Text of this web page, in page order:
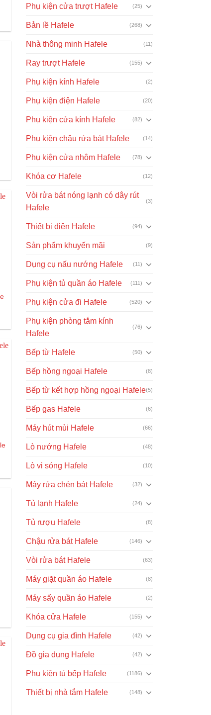
222.000₫.
Phụ kiện cửa trượt Hafele (25)
Bản lề Hafele (268)
Nhà thông minh Hafele (11)
Ray trượt Hafele (155)
Phụ kiện kính Hafele (2)
Phụ kiện điện Hafele (20)
Phụ kiện cửa kính Hafele (82)
Phụ kiện chậu rửa bát Hafele (14)
Phụ kiện cửa nhôm Hafele (78)
Khóa cơ Hafele (12)
Vòi rửa bát nóng lạnh có dây rút
Hafele
(3)
Thiết bị điện Hafele (94)
Sản phẩm khuyến mãi (9)
Dụng cụ nấu nướng Hafele (11)
Phụ kiện tủ quần áo Hafele (111)
Phụ kiện cửa đi Hafele (520)
Phụ kiện phòng tắm kính
Hafele
(76)
Bếp từ Hafele (50)
Bếp hồng ngoại Hafele (8)
Bếp từ kết hợp hồng ngoại Hafele(5)
Bếp gas Hafele (6)
Máy hút mùi Hafele (66)
Lò nướng Hafele (48)
Lò vi sóng Hafele (10)
Máy rửa chén bát Hafele (32)
Tủ lạnh Hafele (24)
Tủ rượu Hafele (8)
Chậu rửa bát Hafele (146)
Vòi rửa bát Hafele (63)
Máy giặt quần áo Hafele (8)
Máy sấy quần áo Hafele (2)
Khóa cửa Hafele (155)
Dụng cụ gia đình Hafele (42)
Đồ gia dụng Hafele (42)
Phụ kiện tủ bếp Hafele (1186)
Thiết bị nhà tắm Hafele (148)